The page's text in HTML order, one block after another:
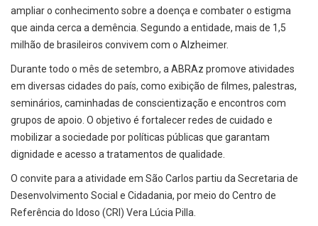
ampliar o conhecimento sobre a doença e combater o estigma
que ainda cerca a demência. Segundo a entidade, mais de 1,5
milhão de brasileiros convivem com o Alzheimer.
Durante todo o mês de setembro, a ABRAz promove atividades
em diversas cidades do país, como exibição de filmes, palestras,
seminários, caminhadas de conscientização e encontros com
grupos de apoio. O objetivo é fortalecer redes de cuidado e
mobilizar a sociedade por políticas públicas que garantam
dignidade e acesso a tratamentos de qualidade.
O convite para a atividade em São Carlos partiu da Secretaria de
Desenvolvimento Social e Cidadania, por meio do Centro de
Referência do Idoso (CRI) Vera Lúcia Pilla.